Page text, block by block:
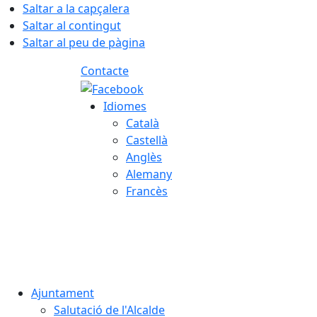
Saltar a la capçalera
Saltar al contingut
Saltar al peu de pàgina
Contacte
Idiomes
Català
Castellà
Anglès
Alemany
Francès
Ajuntament
Salutació de l'Alcalde